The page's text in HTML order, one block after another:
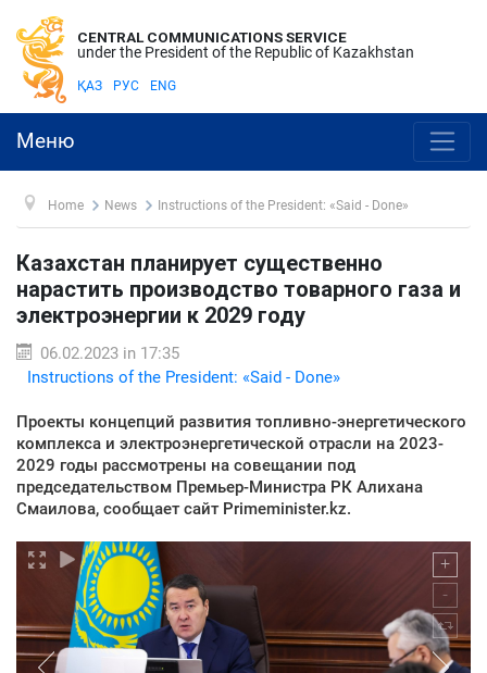
CENTRAL COMMUNICATIONS SERVICE
under the President of the Republic of Kazakhstan
ҚАЗ РУС ENG
Меню
Home News Instructions of the President: «Said - Done»
Казахстан планирует существенно
нарастить производство товарного газа и
электроэнергии к 2029 году
06.02.2023 in 17:35
Instructions of the President: «Said - Done»
Проекты концепций развития топливно-энергетического
комплекса и электроэнергетической отрасли на 2023-
2029 годы рассмотрены на совещании под
председательством Премьер-Министра РК Алихана
Смаилова, сообщает сайт Primeminister.kz.